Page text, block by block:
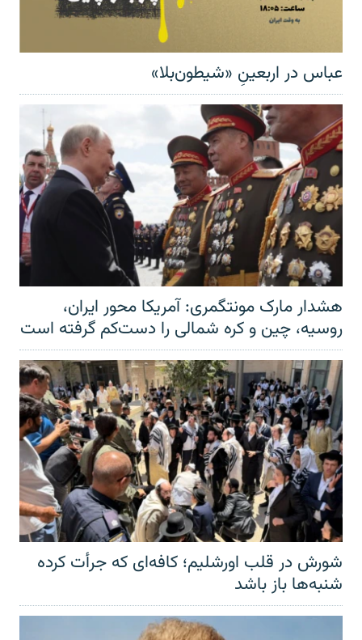
عباس در اربعینِ «شیطون‌بلا»
هشدار مارک مونتگمری: آمریکا محور ایران،
روسیه، چین و کره شمالی را دست‌کم گرفته است
شورش در قلب اورشلیم؛ کافه‌ای که جرأت کرده
شنبه‌ها باز باشد